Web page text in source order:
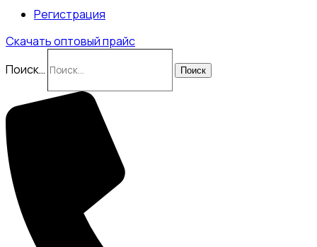
Регистрация
Скачать оптовый прайс
Поиск…
Поиск